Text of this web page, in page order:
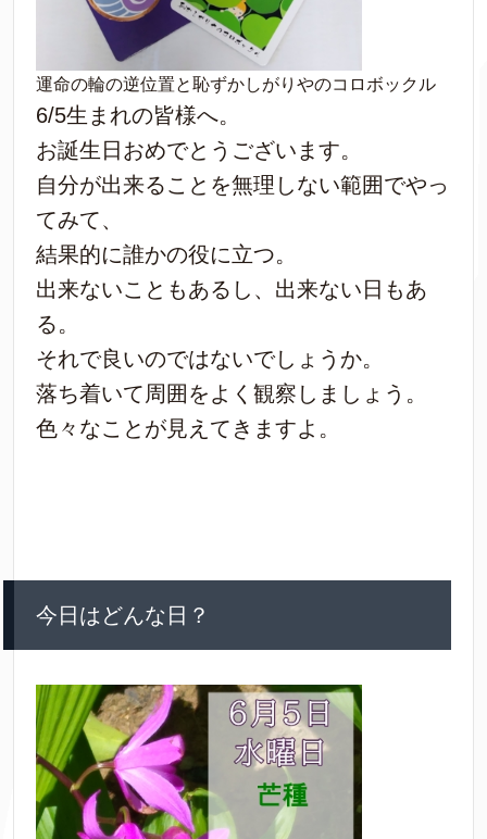
運命の輪の逆位置と恥ずかしがりやのコロボックル
6/5生まれの皆様へ。
お誕生日おめでとうございます。
自分が出来ることを無理しない範囲でやっ
てみて、
結果的に誰かの役に立つ。
出来ないこともあるし、出来ない日もあ
る。
それで良いのではないでしょうか。
落ち着いて周囲をよく観察しましょう。
色々なことが見えてきますよ。
今日はどんな日？